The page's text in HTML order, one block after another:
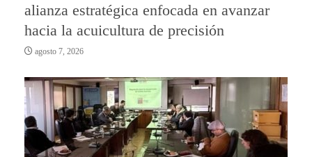
alianza estratégica enfocada en avanzar
hacia la acuicultura de precisión
agosto 7, 2026